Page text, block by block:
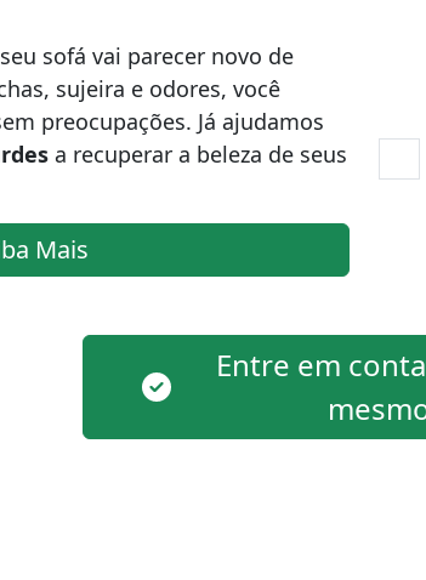
sofá vai parecer novo de
sujeira e odores, você
preocupações. Já ajudamos
a recuperar a beleza de seus
Mais
Entre em